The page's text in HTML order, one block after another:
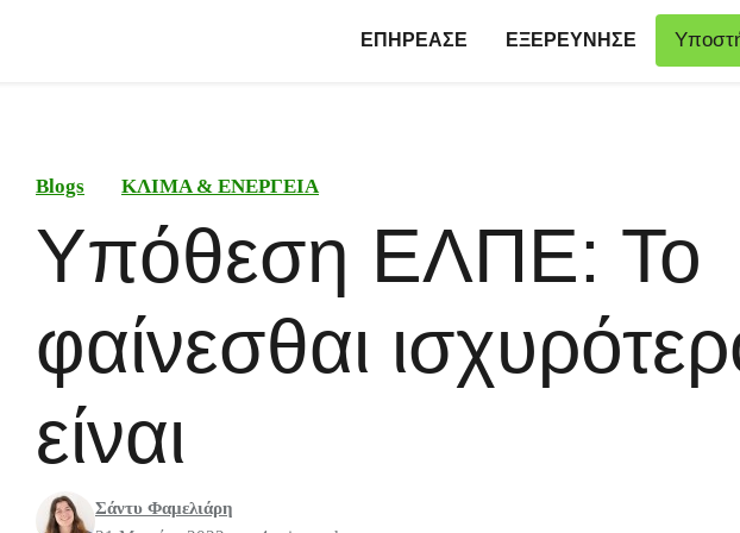
ΕΠΗΡΕΑΣΕ ΕΞΕΡΕΥΝΗΣΕ
Blogs ΚΛΙΜΑ & ΕΝΕΡΓΕΙΑ
Υπόθεση ΕΛΠΕ: Το
φαίνεσθαι
είναι
Σάντυ Φαμελιάρη